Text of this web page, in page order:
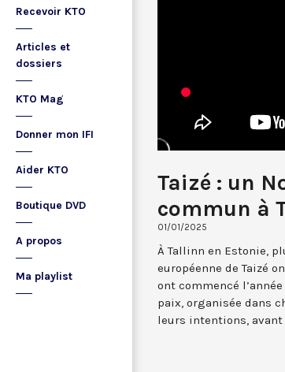
Recevoir KTO
Articles et
dossiers
KTO Mag
Donner mon IFI
Aider KTO
Boutique DVD
A propos
Ma playlist
Taizé : un
commun à
01/01/2025
À Tallinn en Estonie,
européenne de Taizé
ont commencé
paix, organisée dans
leurs intentions,